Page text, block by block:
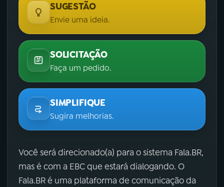
SUGESTÃO
Envie uma ideia.
SOLICITAÇÃO
Faça um pedido.
SIMPLIFIQUE
Sugira melhorias.
Você será direcionado(a) para o sistema Fala.BR,
mas é com a EBC que estará dialogando. O
Fala.BR é uma plataforma de comunicação da